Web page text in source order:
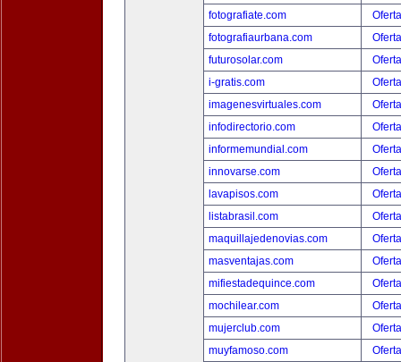
fotografiate.com
fotografiaurbana.com
futurosolar.com
i-gratis.com
imagenesvirtuales.com
infodirectorio.com
informemundial.com
innovarse.com
lavapisos.com
listabrasil.com
maquillajedenovias.com
masventajas.com
mifiestadequince.com
mochilear.com
mujerclub.com
muyfamoso.com